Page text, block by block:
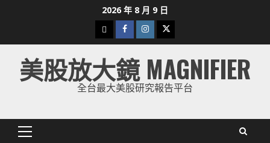
2026 年 8 月 9 日
下
載
美
股
Facebook
Instagram
Twitter
美股放大鏡 MAGNIFIER
全台最大美股研究報告平台
Primary